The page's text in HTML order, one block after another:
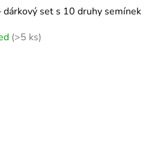
set s 10 druhy semínek
(>5 ks)